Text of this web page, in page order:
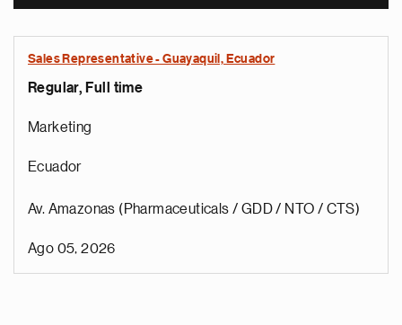
Sales Representative - Guayaquil, Ecuador
Regular, Full time
Marketing
Ecuador
Av. Amazonas (Pharmaceuticals / GDD / NTO / CTS)
Ago 05, 2026